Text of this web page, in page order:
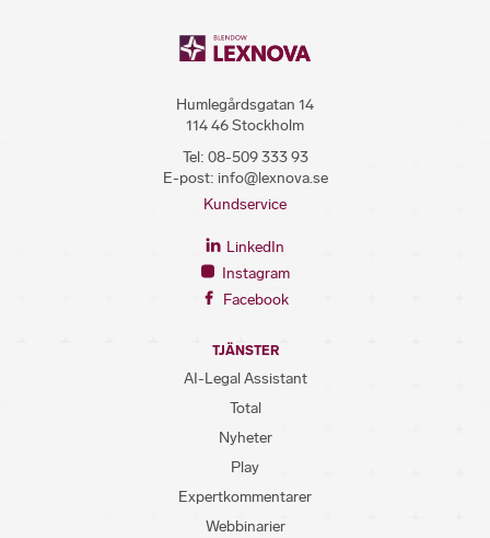
Humlegårdsgatan 14
114 46 Stockholm
Tel: 08-509 333 93
E-post: info@lexnova.se
Kundservice
LinkedIn
Instagram
Facebook
TJÄNSTER
AI-Legal Assistant
Total
Nyheter
Play
Expertkommentarer
Webbinarier